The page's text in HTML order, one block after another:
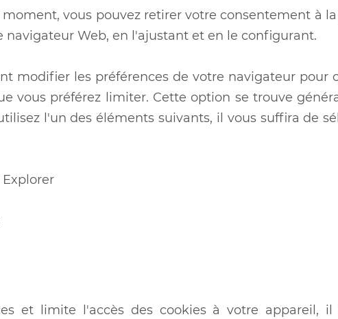
vous pouvez retirer votre consentement à
Web, en l'ajustant et en le configurant.
modifier les préférences de votre navigateur pour
vous préférez limiter. Cette option se trouve
l'un des éléments suivants, il vous suffira de
et limite l'accès des cookies à votre appareil,